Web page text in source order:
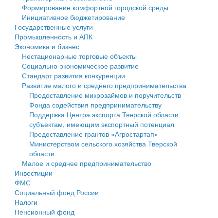
Государственные услуги
Промышленность и АПК
Экономика и бизнес
Символика
Устав
Гостям округа
Туризм
Культура
Образование
Здравоохранение
Социальная защита
Фотоальбом
муниципального округа Тверской области
Администрация Кашинского муниципального округа
Тверской области
Управление сельскими территориями
Открытые данные
Работа с обращениями граждан
Муниципальный контроль
Муниципальные услуги
Проекты административных регламентов
Антимонопольный комплаенс
Противодействие коррупции
Финансовое управление
Бюджет для граждан
Имущество
Выявление правообладателей ранее учтенных
объектов недвижимости
Имущественная поддержка субъектов малого и
среднего предпринимательства
Информационная поддержка субъектов малого и
среднего предпринимательства
Муниципальные программы
Контрольно-счетная палата
Формирование комфортной городской среды
Инициативное бюджетирование
Государственные услуги
Промышленность и АПК
Экономика и бизнес
Нестационарные торговые объекты
Социально-экономическое развитие
Стандарт развития конкуренции
Развитие малого и среднего предпринимательства
Предоставление микрозаймов и поручительств
Фонда содействия предпринимательству
Поддержка Центра экспорта Тверской области
субъектам, имеющим экспортный потенциал
Предоставление грантов «Агростартап»
Министерством сельского хозяйства Тверской
области
Малое и среднее предпринимательство
Инвестиции
ФМС
Социальный фонд России
Налоги
Пенсионный фонд